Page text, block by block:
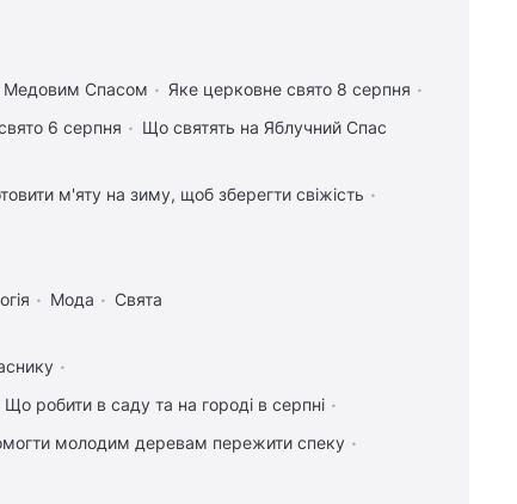
Медовим Спасом
Яке церковне свято 8 серпня
6 серпня Що святять на Яблучний Спас
м'яту на зиму, щоб зберегти свіжість
Мода Свята
Що робити в саду та на городі в серпні
молодим деревам пережити спеку